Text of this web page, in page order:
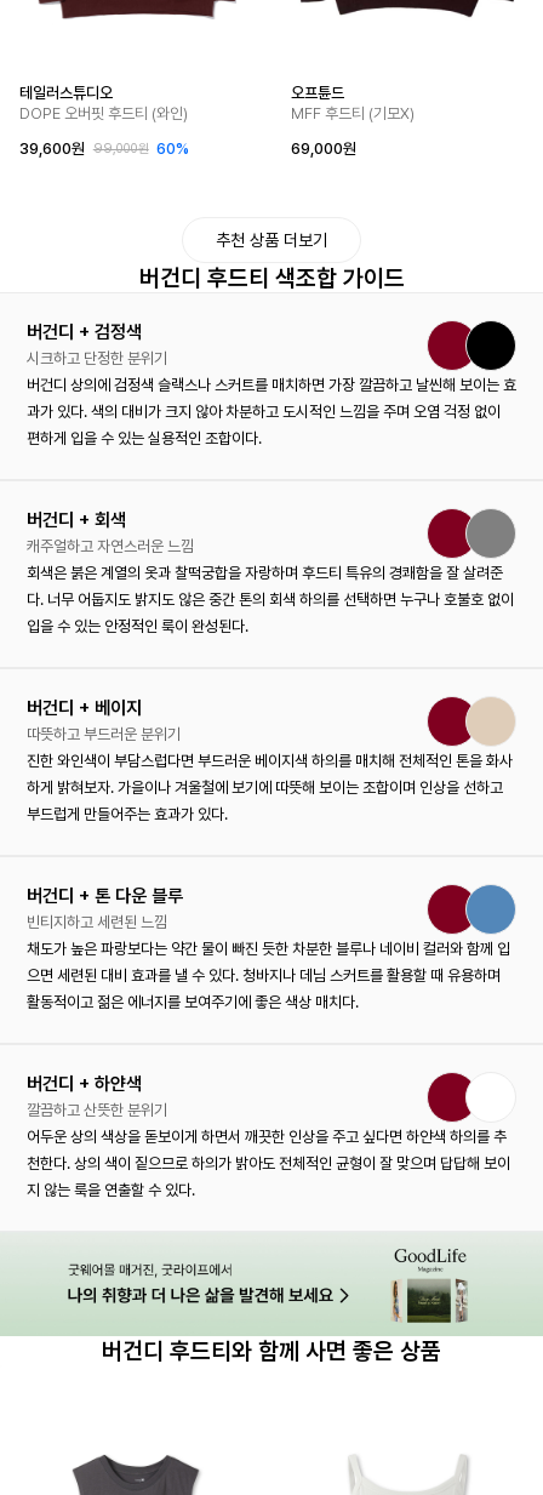
테일러스튜디오
DOPE 오버핏 후드티 (와인)
39,600원
99,000원 60%
오프튠드
MFF 후드티 (기모X)
69,000원
추천 상품 더보기
버건디 후드티 색조합 가이드
버건디 + 검정색
시크하고 단정한 분위기
버건디 상의에 검정색 슬랙스나 스커트를 매치하면 가장 깔끔하고 날씬해 보이는 효
과가 있다. 색의 대비가 크지 않아 차분하고 도시적인 느낌을 주며 오염 걱정 없이
편하게 입을 수 있는 실용적인 조합이다.
버건디 + 회색
캐주얼하고 자연스러운 느낌
회색은 붉은 계열의 옷과 찰떡궁합을 자랑하며 후드티 특유의 경쾌함을 잘 살려준
다. 너무 어둡지도 밝지도 않은 중간 톤의 회색 하의를 선택하면 누구나 호불호 없이
입을 수 있는 안정적인 룩이 완성된다.
버건디 + 베이지
따뜻하고 부드러운 분위기
진한 와인색이 부담스럽다면 부드러운 베이지색 하의를 매치해 전체적인 톤을 화사
하게 밝혀보자. 가을이나 겨울철에 보기에 따뜻해 보이는 조합이며 인상을 선하고
부드럽게 만들어주는 효과가 있다.
버건디 + 톤 다운 블루
빈티지하고 세련된 느낌
채도가 높은 파랑보다는 약간 물이 빠진 듯한 차분한 블루나 네이비 컬러와 함께 입
으면 세련된 대비 효과를 낼 수 있다. 청바지나 데님 스커트를 활용할 때 유용하며
활동적이고 젊은 에너지를 보여주기에 좋은 색상 매치다.
버건디 + 하얀색
깔끔하고 산뜻한 분위기
어두운 상의 색상을 돋보이게 하면서 깨끗한 인상을 주고 싶다면 하얀색 하의를 추
천한다. 상의 색이 짙으므로 하의가 밝아도 전체적인 균형이 잘 맞으며 답답해 보이
지 않는 룩을 연출할 수 있다.
버건디 후드티와 함께 사면 좋은 상품